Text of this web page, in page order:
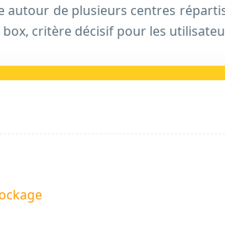
autour de plusieurs centres
critère décisif pour les